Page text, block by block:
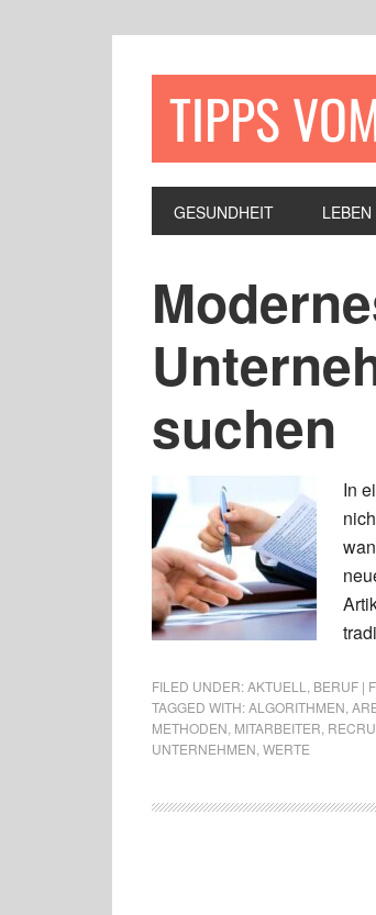
TIPPS
GESUNDHEIT LEBEN
suchen
In
FILED UNDER:AKTUELL BERUF |
TAGGED WITH:ALGORITHMEN
METHODEN MITARBEITER
UNTERNEHMEN WERTE